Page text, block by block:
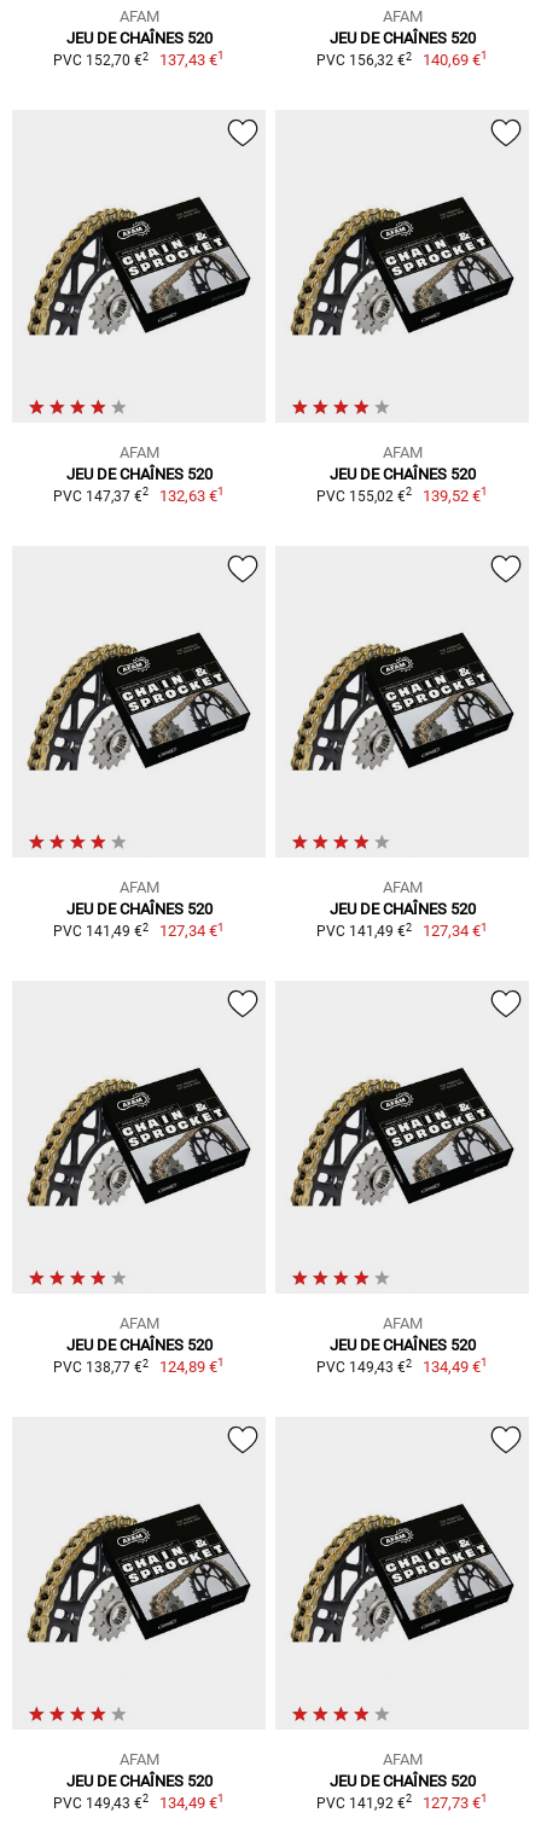
AFAM
JEU DE CHAÎNES 520
PVC 152,70 €2 137,43 €1
AFAM
JEU DE CHAÎNES 520
PVC 156,32 €2 140,69 €1
AFAM
JEU DE CHAÎNES 520
PVC 147,37 €2 132,63 €1
AFAM
JEU DE CHAÎNES 520
PVC 155,02 €2 139,52 €1
AFAM
JEU DE CHAÎNES 520
PVC 141,49 €2 127,34 €1
AFAM
JEU DE CHAÎNES 520
PVC 141,49 €2 127,34 €1
AFAM
JEU DE CHAÎNES 520
PVC 138,77 €2 124,89 €1
AFAM
JEU DE CHAÎNES 520
PVC 149,43 €2 134,49 €1
AFAM
JEU DE CHAÎNES 520
PVC 149,43 €2 134,49 €1
AFAM
JEU DE CHAÎNES 520
PVC 141,92 €2 127,73 €1